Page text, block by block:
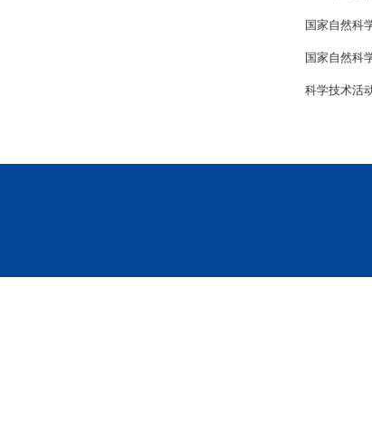
国家自然科
国家自然科
科学技术活